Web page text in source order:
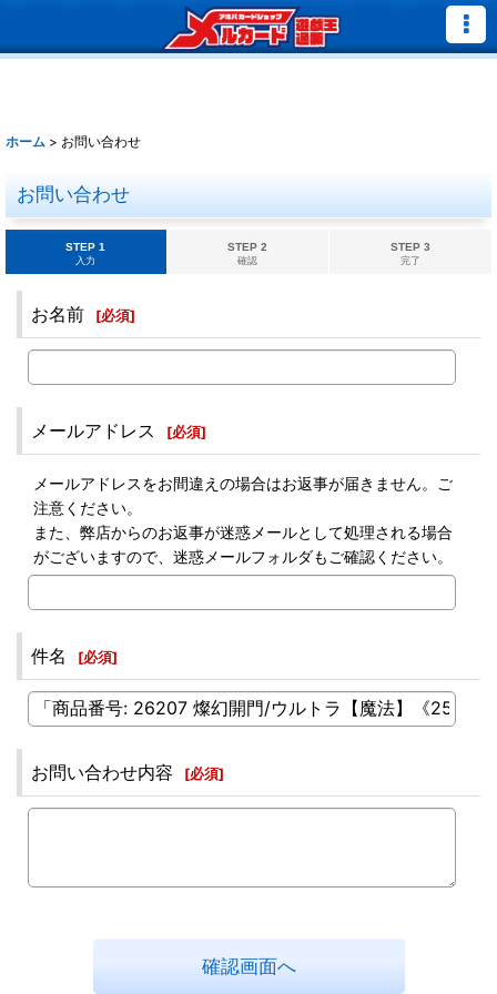
ホーム > お問い合わせ
お問い合わせ
STEP 1
入力
STEP 2
確認
STEP 3
完了
お名前 [必須]
メールアドレス [必須]
メールアドレスをお間違えの場合はお返事が届きません。ご
注意ください。
また、弊店からのお返事が迷惑メールとして処理される場合
がございますので、迷惑メールフォルダもご確認ください。
件名 [必須]
お問い合わせ内容 [必須]
確認画面へ